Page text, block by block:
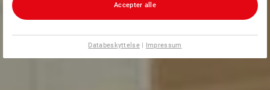
Accepter alle
Databeskyttelse| Impressum